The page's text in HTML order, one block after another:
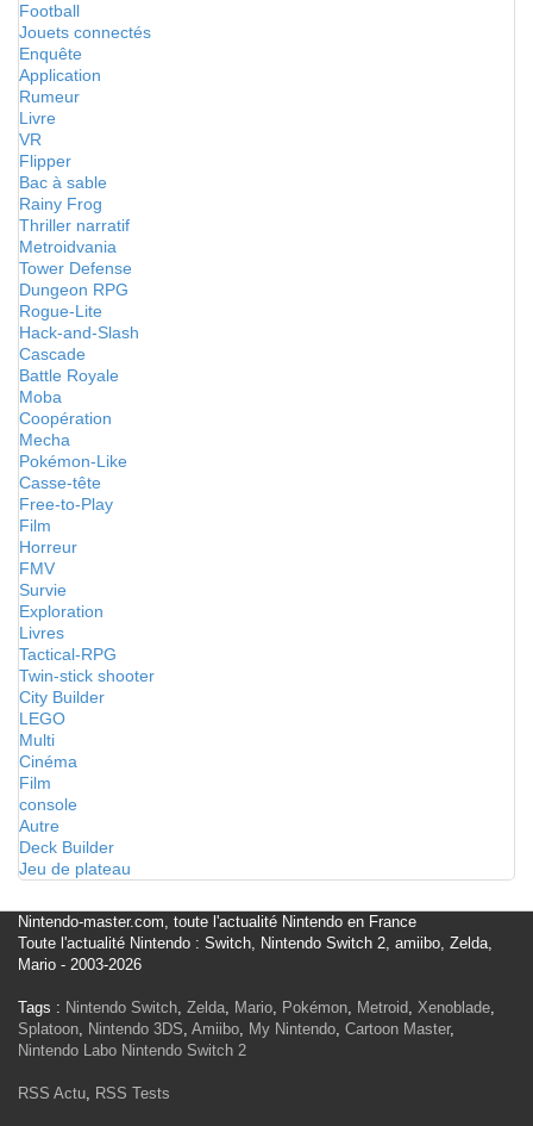
Football
Jouets connectés
Enquête
Application
Rumeur
Livre
VR
Flipper
Bac à sable
Rainy Frog
Thriller narratif
Metroidvania
Tower Defense
Dungeon RPG
Rogue-Lite
Hack-and-Slash
Cascade
Battle Royale
Moba
Coopération
Mecha
Pokémon-Like
Casse-tête
Free-to-Play
Film
Horreur
FMV
Survie
Exploration
Livres
Tactical-RPG
Twin-stick shooter
City Builder
LEGO
Multi
Cinéma
Film
console
Autre
Deck Builder
Jeu de plateau
Nintendo-master.com, toute l'actualité Nintendo en France
Toute l'actualité Nintendo : Switch, Nintendo Switch 2, amiibo, Zelda,
Mario - 2003-2026
Tags : Nintendo Switch, Zelda, Mario, Pokémon, Metroid, Xenoblade,
Splatoon, Nintendo 3DS, Amiibo, My Nintendo, Cartoon Master,
Nintendo Labo Nintendo Switch 2
RSS Actu, RSS Tests